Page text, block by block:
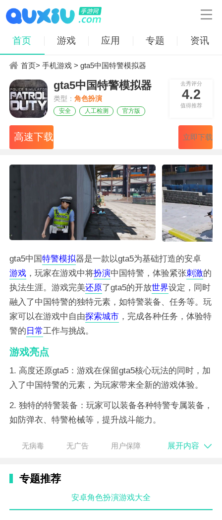

首页 游戏 应用 专题 资讯
首页>手机游戏 > gta5中国特警模拟器
gta5中国特警模拟器
类型：角色扮演
安全 人工检测 官方版
去秀评分
4.2
值得推荐
高速下载 立即下载
gta5中国特警模拟器是一款以gta5为基础打造的安卓
游戏，玩家在游戏中将扮演中国特警，体验紧张刺激的
执法生涯。游戏完美还原了gta5的开放世界设定，同时
融入了中国特警的独特元素，如特警装备、任务等。玩
家可以在游戏中自由探索城市，完成各种任务，体验特
警的日常工作与挑战。
游戏亮点
1. 高度还原gta5：游戏在保留gta5核心玩法的同时，加
入了中国特警的元素，为玩家带来全新的游戏体验。
2. 独特的特警装备：玩家可以装备各种特警专属装备，
如防弹衣、特警枪械等，提升战斗能力。
3. 丰富的任务系统：游戏提供多种任务类型，包括解救
游戏特性
1. 开放世界探索：游戏拥有庞大的城市地图，玩家可以
自由探索城市的各个角落，发现隐藏的秘密。
无病毒 无广告 用户保障 展开内容
专题推荐
安卓角色扮演游戏大全